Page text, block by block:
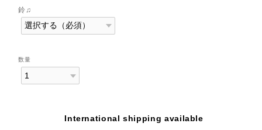
鈴♫
数量
International shipping available